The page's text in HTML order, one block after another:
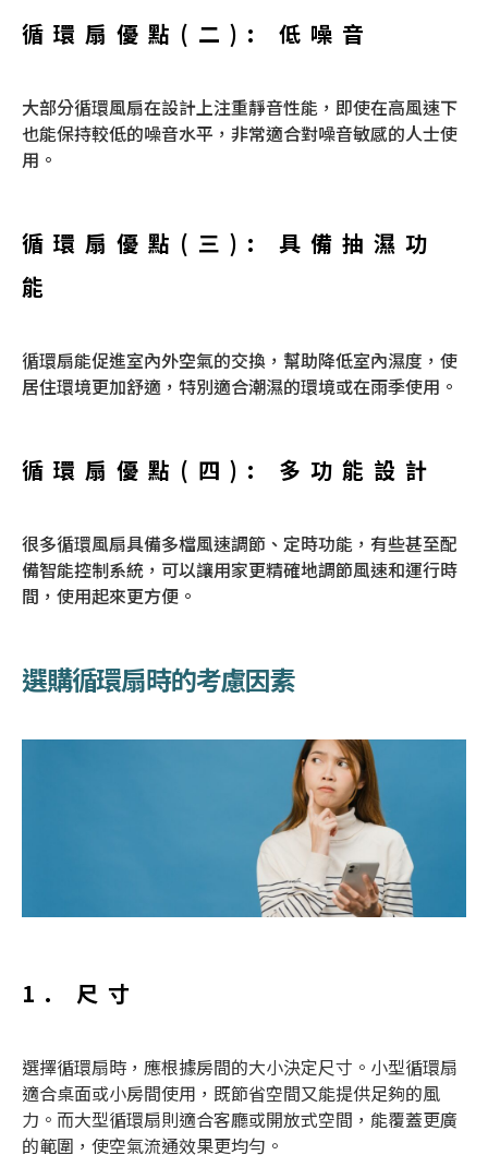
循環扇優點(二): 低噪音
大部分循環風扇在設計上注重靜音性能，即使在高風速下
也能保持較低的噪音水平，非常適合對噪音敏感的人士使
用。
循環扇優點(三): 具備抽濕功
能
循環扇能促進室內外空氣的交換，幫助降低室內濕度，使
居住環境更加舒適，特別適合潮濕的環境或在雨季使用。
循環扇優點(四): 多功能設計
很多循環風扇具備多檔風速調節、定時功能，有些甚至配
備智能控制系統，可以讓用家更精確地調節風速和運行時
間，使用起來更方便。
選購循環扇時的考慮因素
1. 尺寸
選擇循環扇時，應根據房間的大小決定尺寸。小型循環扇
適合桌面或小房間使用，既節省空間又能提供足夠的風
力。而大型循環扇則適合客廳或開放式空間，能覆蓋更廣
的範圍，使空氣流通效果更均勻。